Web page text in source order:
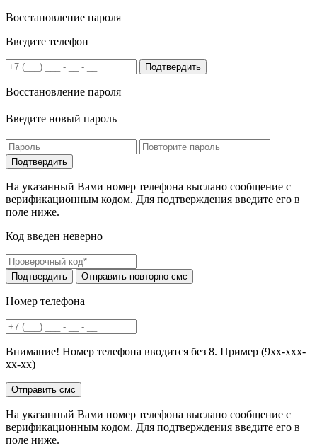
Восстановление пароля
Введите телефон
Подтвердить
Восстановление пароля
Введите новый пароль
На указанный Вами номер телефона выслано сообщение с
верификационным кодом. Для подтверждения введите его в
поле ниже.
Код введен неверно
Номер телефона
Внимание! Номер телефона вводится без 8. Пример (9хх-ххх-
хх-хх)
На указанный Вами номер телефона выслано сообщение с
верификационным кодом. Для подтверждения введите его в
поле ниже.